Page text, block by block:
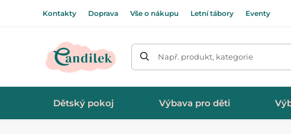
Kontakty Doprava Vše o nákupu Letní tábory Eventy
Např. produkt, kategorie
Dětský pokoj Výbava pro děti